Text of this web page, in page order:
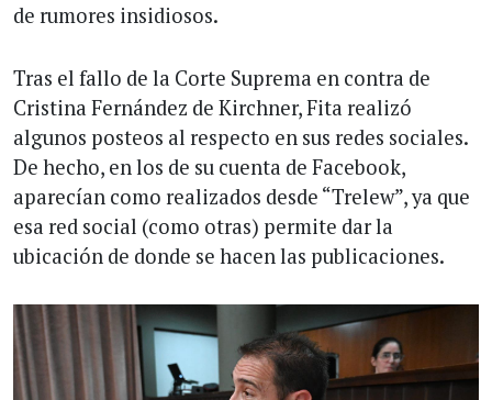
de rumores insidiosos.
Tras el fallo de la Corte Suprema en contra de
Cristina Fernández de Kirchner, Fita realizó
algunos posteos al respecto en sus redes sociales.
De hecho, en los de su cuenta de Facebook,
aparecían como realizados desde “Trelew”, ya que
esa red social (como otras) permite dar la
ubicación de donde se hacen las publicaciones.